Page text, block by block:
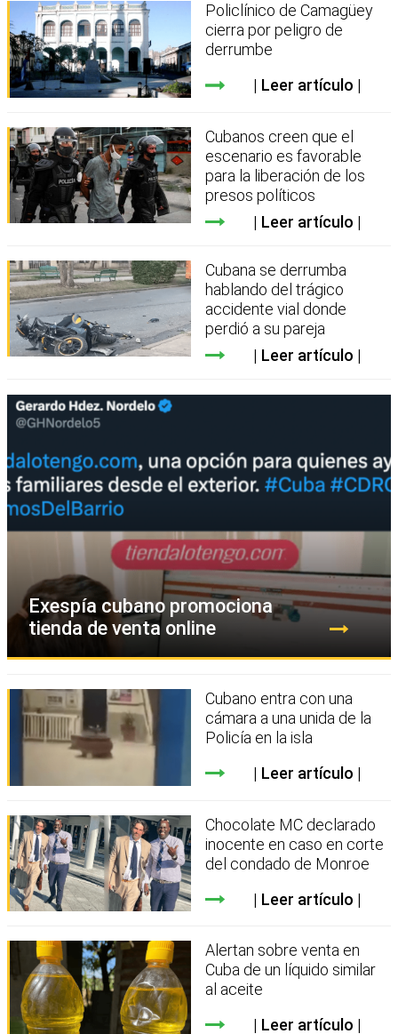
Policlínico de Camagüey
cierra por peligro de
derrumbe
Leer artículo
Cubanos creen que el
escenario es favorable
para la liberación de los
presos políticos
Leer artículo
Cubana se derrumba
hablando del trágico
accidente vial donde
perdió a su pareja
Leer artículo
Exespía cubano promociona
tienda de venta online
Cubano entra con una
cámara a una unida de la
Policía en la isla
Leer artículo
Chocolate MC declarado
inocente en caso en corte
del condado de Monroe
Leer artículo
Alertan sobre venta en
Cuba de un líquido similar
al aceite
Leer artículo